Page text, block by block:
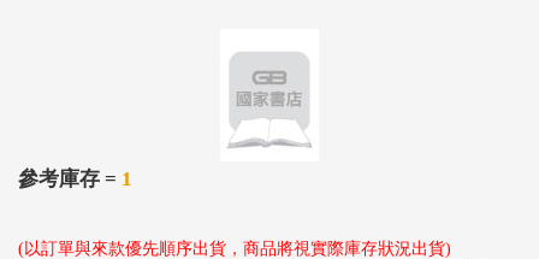
參考庫存 = 1
(以訂單與來款優先順序出貨，商品將視實際庫存狀況出貨)